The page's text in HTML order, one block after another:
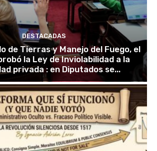
DESTACADAS
de Tierras y Manejo del Fuego, el
la Ley de Inviolabilidad a la
privada : en Diputados se...